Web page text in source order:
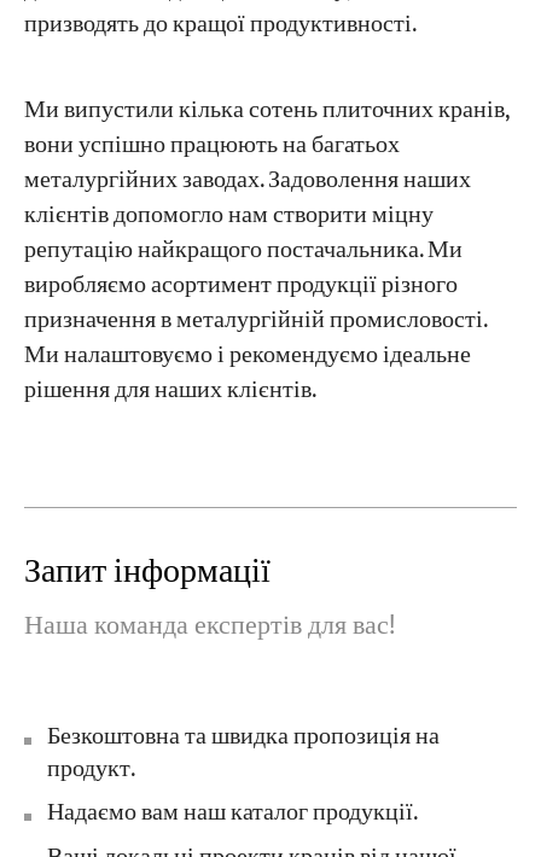
призводять до кращої продуктивності.
Ми випустили кілька сотень плиточних кранів,
вони успішно працюють на багатьох
металургійних заводах. Задоволення наших
клієнтів допомогло нам створити міцну
репутацію найкращого постачальника. Ми
виробляємо асортимент продукції різного
призначення в металургійній промисловості.
Ми налаштовуємо і рекомендуємо ідеальне
рішення для наших клієнтів.
Запит інформації
Наша команда експертів для вас!
Безкоштовна та швидка пропозиція на
продукт.
Надаємо вам наш каталог продукції.